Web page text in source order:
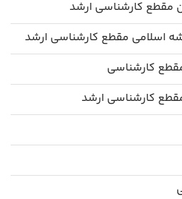
مقطع کارشناسی ارشد
اسلامی مقطع کارشناسی ارشد
کارشناسی
کارشناسی ارشد